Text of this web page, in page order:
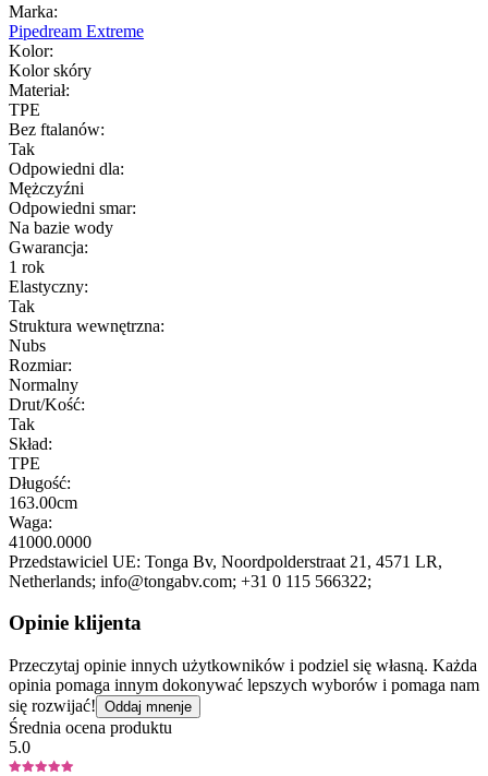
Marka:
Pipedream Extreme
Kolor:
Kolor skóry
Materiał:
TPE
Bez ftalanów:
Tak
Odpowiedni dla:
Mężczyźni
Odpowiedni smar:
Na bazie wody
Gwarancja:
1 rok
Elastyczny:
Tak
Struktura wewnętrzna:
Nubs
Rozmiar:
Normalny
Drut/Kość:
Tak
Skład:
TPE
Długość:
163.00cm
Waga:
41000.0000
Przedstawiciel UE: Tonga Bv, Noordpolderstraat 21 , 4571 LR,
Netherlands; info@tongabv.com; +31 0 115 566322;
Opinie klijenta
Przeczytaj opinie innych użytkowników i podziel się własną. Każda
opinia pomaga innym dokonywać lepszych wyborów i pomaga nam
się rozwijać! Oddaj mnenje
Średnia ocena produktu
5.0